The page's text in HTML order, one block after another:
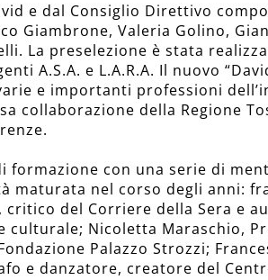
e dal Consiglio Direttivo
Giambrone, Valeria Golino,
La preselezione è stata
A.S.A. e L.A.R.A. Il nuovo
e importanti professioni
collaborazione della Regione
formazione con una serie di
maturata nel corso degli anni:
del Corriere della Sera e
culturale; Nicoletta Maraschio,
Palazzo Strozzi;
e danzatore, creatore del